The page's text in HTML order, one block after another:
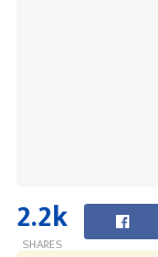
2.2k
SHARES